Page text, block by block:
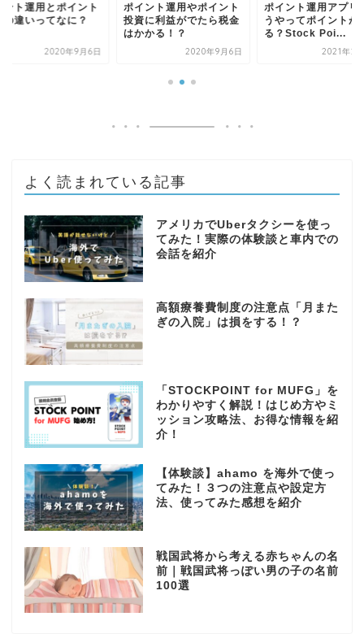
ント運用とポイント
の違いってなに？
2020年9月6日
ポイント運用やポイント
投資に利益がでたら税金
はかかる！？
2020年9月6日
ポイント運用アプリ
うやってポイントが
る？Stock Poi...
2021年2
よく読まれている記事
アメリカでUberタクシーを使っ
てみた！実際の体験談と車内での
会話を紹介
高額療養費制度の注意点「月また
ぎの入院」は損をする！？
「STOCKPOINT for MUFG」を
わかりやすく解説！はじめ方やミ
ッション攻略法、お得な情報を紹
介！
【体験談】ahamo を海外で使っ
てみた！３つの注意点や設定方
法、使ってみた感想を紹介
戦国武将から考える赤ちゃんの名
前｜戦国武将っぽい男の子の名前
100選